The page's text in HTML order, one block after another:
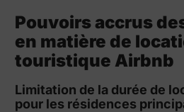
Pouvoirs accrus
en matière de
touristique Airbnb
Limitation de la durée de
pour les résidences